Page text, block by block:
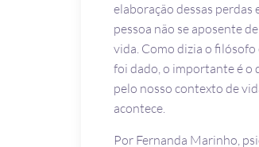
elaboração dessas
pessoa não se aposente
vida. Como dizia o
foi dado, o importante é o
pelo nosso contexto de
acontece.
Por Fernanda Marinho,